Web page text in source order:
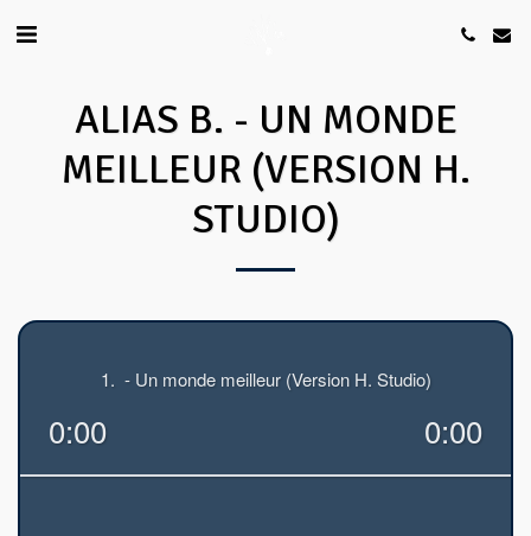
ALIAS B. - UN MONDE
MEILLEUR (VERSION H.
STUDIO)